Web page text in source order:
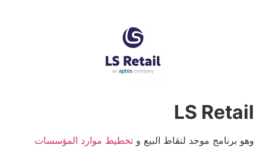
LS Retail
وهو برنامج موحد لنقاط البيع وتخطيط موارد المؤسسات